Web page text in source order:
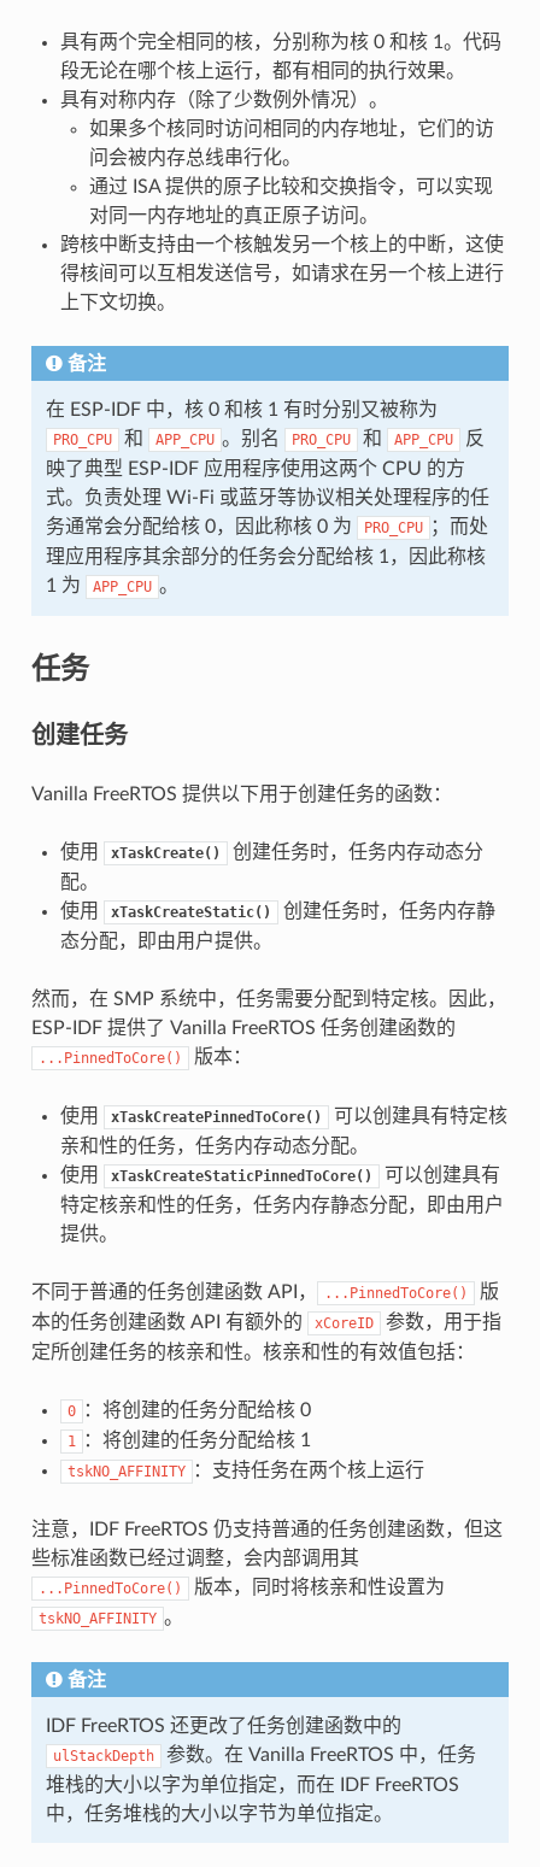
具有两个完全相同的核，分别称为核 0 和核 1。代码
段无论在哪个核上运行，都有相同的执行效果。
具有对称内存（除了少数例外情况）。
如果多个核同时访问相同的内存地址，它们的访
问会被内存总线串行化。
通过 ISA 提供的原子比较和交换指令，可以实现
对同一内存地址的真正原子访问。
跨核中断支持由一个核触发另一个核上的中断，这使
得核间可以互相发送信号，如请求在另一个核上进行
上下文切换。
备注
在 ESP-IDF 中，核 0 和核 1 有时分别又被称为
PRO_CPU 和 APP_CPU 。别名 PRO_CPU 和 APP_CPU
反
映了典型 ESP-IDF 应用程序使用这两个 CPU 的方
式。负责处理 Wi-Fi 或蓝牙等协议相关处理程序的任
务通常会分配给核 0，因此称核 0 为
PRO_CPU
；而处
理应用程序其余部分的任务会分配给核 1，因此称核
1 为
APP_CPU 。
任务
创建任务
Vanilla FreeRTOS 提供以下用于创建任务的函数：
使用 xTaskCreate()
创建任务时，任务内存动态分
配。
使用
xTaskCreateStatic()
创建任务时，任务内存静
态分配，即由用户提供。
然而，在 SMP 系统中，任务需要分配到特定核。因此，
ESP-IDF 提供了 Vanilla FreeRTOS 任务创建函数的
...PinnedToCore() 版本：
使用 xTaskCreatePinnedToCore()
可以创建具有特定核
亲和性的任务，任务内存动态分配。
使用
xTaskCreateStaticPinnedToCore()
可以创建具有
特定核亲和性的任务，任务内存静态分配，即由用户
提供。
不同于普通的任务创建函数 API， ...PinnedToCore()
版
本的任务创建函数 API 有额外的
xCoreID
参数，用于指
定所创建任务的核亲和性。核亲和性的有效值包括：
0 ：将创建的任务分配给核 0
1 ：将创建的任务分配给核 1
tskNO_AFFINITY ：支持任务在两个核上运行
注意，IDF FreeRTOS 仍支持普通的任务创建函数，但这
些标准函数已经过调整，会内部调用其
...PinnedToCore() 版本，同时将核亲和性设置为
tskNO_AFFINITY 。
备注
IDF FreeRTOS 还更改了任务创建函数中的
ulStackDepth
参数。在 Vanilla FreeRTOS 中，任务
堆栈的大小以字为单位指定，而在 IDF FreeRTOS
中，任务堆栈的大小以字节为单位指定。